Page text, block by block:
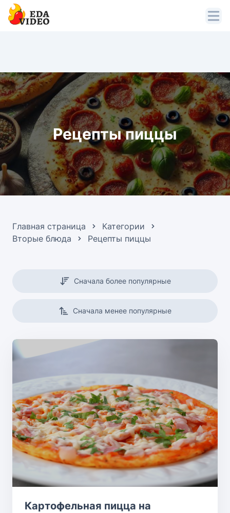
Рецепты пиццы
Главная страница
Категории
Вторые блюда
Рецепты пиццы
Сначала более популярные
Сначала менее популярные
Картофельная пицца на